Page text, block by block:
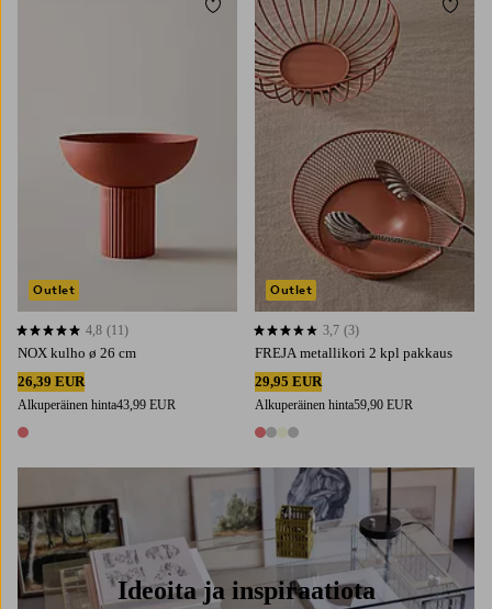
NOX kulho ø 26 cm
26,39 EUR
Alkuperäinen hinta43,99 EUR
1 väri
4,8 perustuen 11 arvosanaan
4,8 (11)
Outlet
Lisää suosikkeihin
FREJA metallikori 2 kpl pakkaus
29,95 EUR
Alkuperäinen hinta59,90 EUR
4 värejä
3,7 perustuen 3 arvosanaan
3,7 (3)
Outlet
Lisää
Ideoita ja inspiraatiota